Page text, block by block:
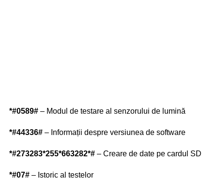
*#0589#– Modul de testare al senzorului de lumină
*#44336#– Informații despre versiunea de software
*#273283*255*663282*#– Creare de date pe cardul SD
*#07#– Istoric al testelor